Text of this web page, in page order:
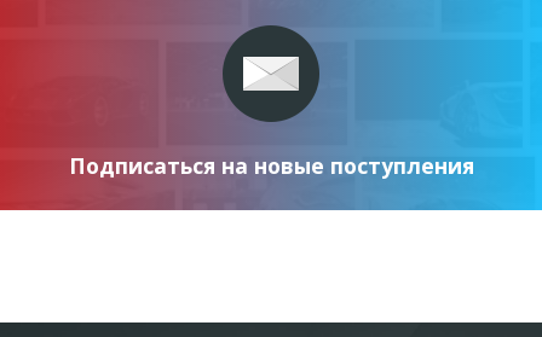
Подписаться на новые поступления